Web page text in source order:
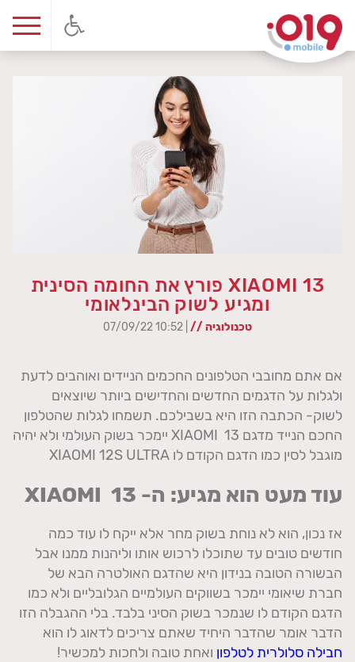
XIAOMI 13 פורץ את החומה הסינית
ומגיע לשוק הבינלאומי
טכנולוגיה //
אם אתם מחובבי הטלפונים החכמים הניידים ואוהבים לדעת
ולגלות על הדגמים החדשים והחדישים ביותר שיוצאים
לשוק- הכתבה הזו היא בשבילכם. תשמחו לגלות שהטלפון
החכם הנייד מדגם XIAOMI 13 יימכר בשוק העולמי ולא יהיה
מוגבל לסין כמו הדגם הקודם לו XIAOMI 12S ULTRA
עוד מעט הוא מגיע: ה- 13
אז נכון, הוא לא נוחת בשוק מחר אלא ייקח לו עוד כמה
חודשים טובים עד שתוכלו לרכוש אותו וליהנות ממנו אבל
הבשורה הטובה בנידון היא שהדגם האולטרה הבא של
חברת שיאומי יימכר בשווקים העולמיים הגלובליים ולא כמו
הדגם הקודם לו שנמכר בשוק הסיני בלבד. בלי ההגבלה הזו
הדבר אומר שהדבר היחיד שאתם צריכים לדאוג לו הוא
חבילה סלולרית לטלפון ואחת טובה ולחכות למכשיר!